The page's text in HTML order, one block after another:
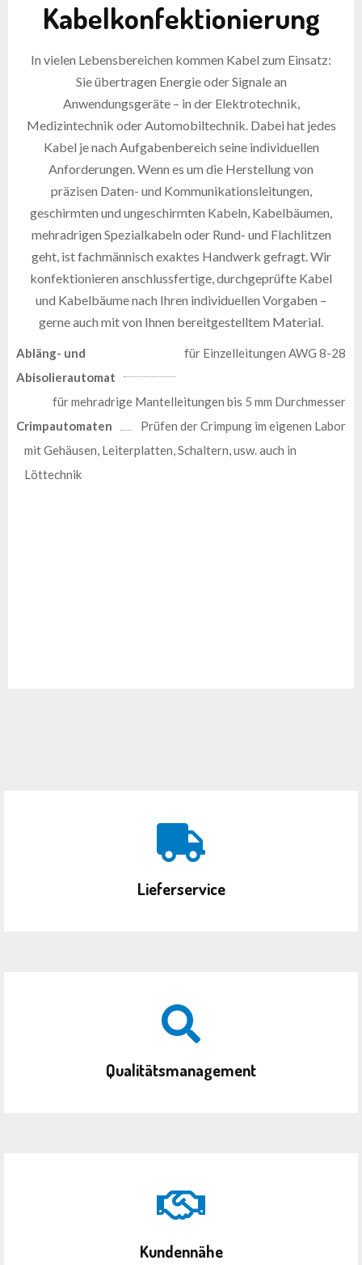
Kabelkonfektionierung
In vielen Lebensbereichen kommen Kabel zum Einsatz:
Sie übertragen Energie oder Signale an
Anwendungsgeräte – in der Elektrotechnik,
Medizintechnik oder Automobiltechnik. Dabei hat jedes
Kabel je nach Aufgabenbereich seine individuellen
Anforderungen. Wenn es um die Herstellung von
präzisen Daten- und Kommunikationsleitungen,
geschirmten und ungeschirmten Kabeln, Kabelbäumen,
mehradrigen Spezialkabeln oder Rund- und Flachlitzen
geht, ist fachmännisch exaktes Handwerk gefragt. Wir
konfektionieren anschlussfertige, durchgeprüfte Kabel
und Kabelbäume nach Ihren individuellen Vorgaben –
gerne auch mit von Ihnen bereitgestelltem Material.
Abläng- und
Abisolierautomat
für Einzelleitungen AWG 8-28
für mehradrige Mantelleitungen bis 5 mm Durchmesser
Crimpautomaten
Prüfen der Crimpung im eigenen Labor
mit Gehäusen, Leiterplatten, Schaltern, usw. auch in
Löttechnik
Lieferservice
Qualitätsmanagement
Kundennähe